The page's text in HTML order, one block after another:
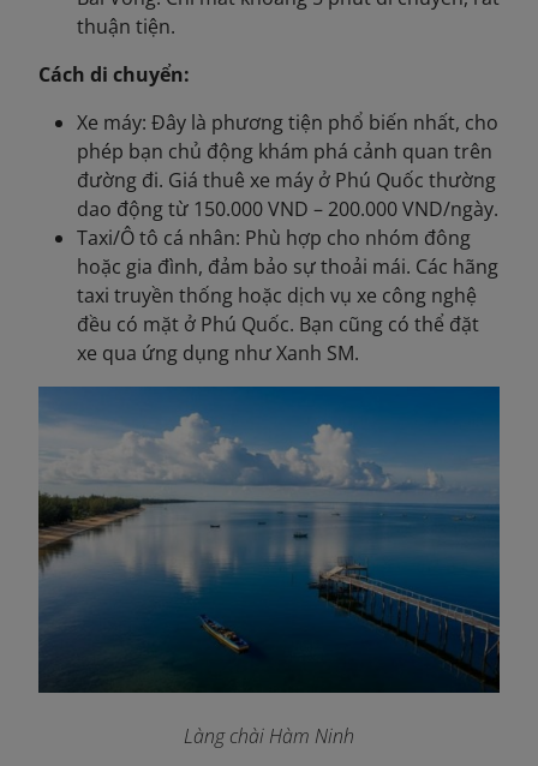
thuận tiện.
Cách di chuyển:
Xe máy: Đây là phương tiện phổ biến nhất, cho
phép bạn chủ động khám phá cảnh quan trên
đường đi. Giá thuê xe máy ở Phú Quốc thường
dao động từ 150.000 VND – 200.000 VND/ngày.
Taxi/Ô tô cá nhân: Phù hợp cho nhóm đông
hoặc gia đình, đảm bảo sự thoải mái. Các hãng
taxi truyền thống hoặc dịch vụ xe công nghệ
đều có mặt ở Phú Quốc. Bạn cũng có thể đặt
xe qua ứng dụng như Xanh SM.
Làng chài Hàm Ninh